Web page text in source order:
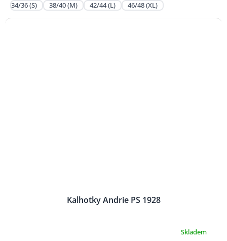
34/36 (S) 38/40 (M) 42/44 (L) 46/48 (XL)
Kalhotky Andrie PS 1928
Skladem